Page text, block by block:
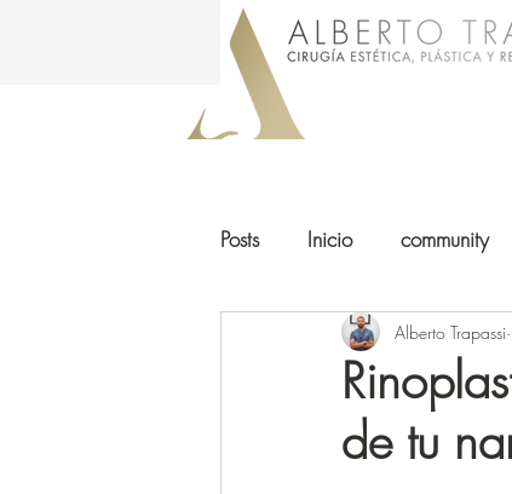
Posts Inicio community
de tu
Alberto Trapassi